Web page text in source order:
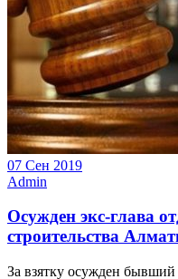
07 Сен 2019
Admin
Осужден экс-глава
строительства
За взятку осужден